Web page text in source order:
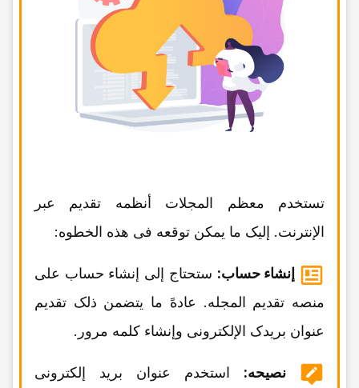
تستخدم معظم المجلات أنظمه تقدیم عبر
الإنترنت. إلیک ما یمکن توقعه فی هذه الخطوه:
إنشاء حساب: ستحتاج إلى إنشاء حساب على
منصه تقدیم المجله. عادهً ما یتضمن ذلک تقدیم
عنوان بریدک الإلکترونی وإنشاء کلمه مرور.
نصیحه: استخدم عنوان برید إلکترونی